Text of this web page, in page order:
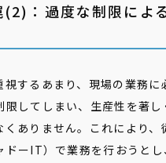
：過度な制限によ
するあまり、現場の業務に
限してしまい、生産性を著し
くありません。これにより、
ドーIT）で業務を行おうとし